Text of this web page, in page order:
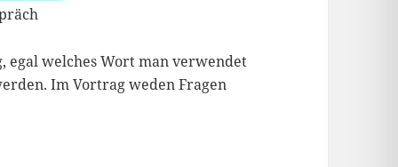
egal welches Wort man verwendet
Im Vortrag weden Fragen